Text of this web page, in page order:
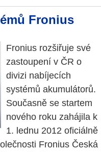
Fronius
Fronius rozšiřuje své
zastoupení v ČR o
divizi nabíjecích
systémů akumulátorů.
Současně se startem
nového roku zahájila k
1. lednu 2012 oficiálně
Fronius Česká